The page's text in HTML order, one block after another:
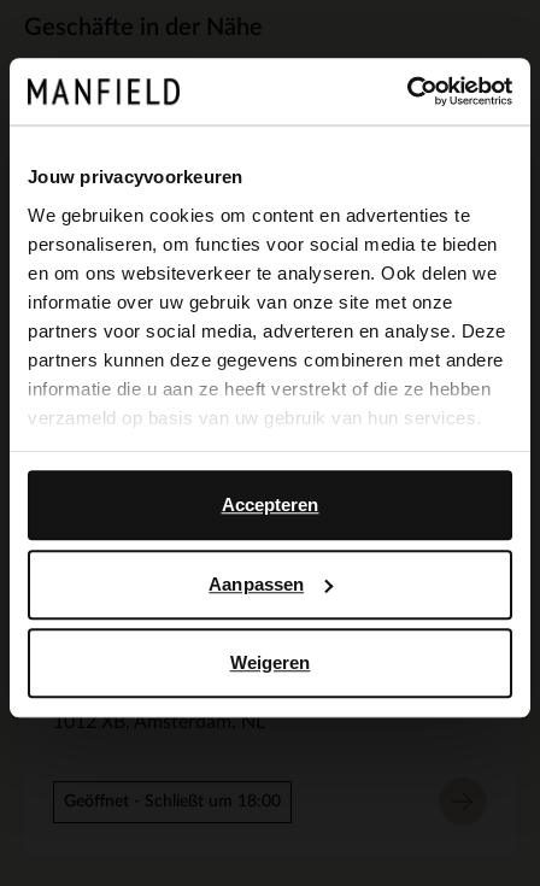
Jouw privacyvoorkeuren
We gebruiken cookies om content en advertenties te
personaliseren, om functies voor social media te bieden
en om ons websiteverkeer te analyseren. Ook delen we
informatie over uw gebruik van onze site met onze
partners voor social media, adverteren en analyse. Deze
partners kunnen deze gegevens combineren met andere
informatie die u aan ze heeft verstrekt of die ze hebben
verzameld op basis van uw gebruik van hun services.
Accepteren
Aanpassen
Weigeren
Geschäfte in der Nähe
SugarCity Plaza 96 Unit B48
1165 PB Halfweg NL
Manfield Hoofddorp
Marktplein 260
2132 CX Hoofddorp NL
Geöffnet- Schließt um 21:00
Manfield Amsterdam
1012 XB Amsterdam NL
Geöffnet - Schließt um 18:00
×
View this website in English?
It looks like your language isn't Dutch. Would
you like to switch to English?
English